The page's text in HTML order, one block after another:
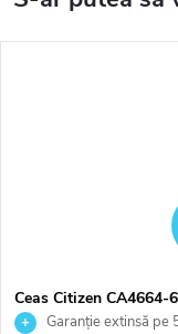
Ceas Citizen CA4664-
Garanție extinsă pe